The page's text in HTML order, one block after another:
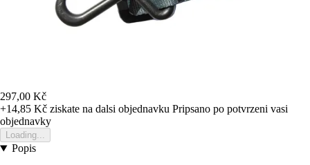
297,00 Kč
+14,85 Kč ziskate na dalsi objednavku Pripsano po potvrzeni vasi
objednavky
Loading...
Popis